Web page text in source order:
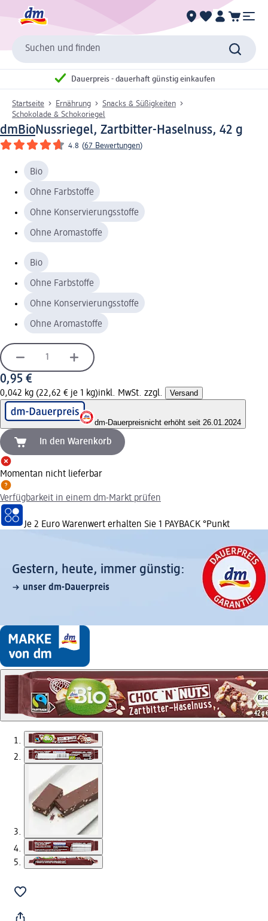
Suchen und finden
Dauerpreis - dauerhaft günstig einkaufen
Startseite Ernährung
Snacks & Süßigkeiten
Schokolade & Schokoriegel
dmBioNussriegel, Zartbitter-Haselnuss, 42 g
4.8 (67 Bewertungen)
Bio
Ohne Farbstoffe
Ohne Konservierungsstoffe
Ohne Aromastoffe
Bio
Ohne Farbstoffe
Ohne Konservierungsstoffe
Ohne Aromastoffe
0,95 €
0,042 kg (22,62 € je 1 kg)inkl. MwSt. zzgl. Versand
dm-Dauerpreisnicht erhöht seit 26.01.2024
In den Warenkorb
Momentan nicht lieferbar
Verfügbarkeit in einem dm-Markt prüfen
Je 2 Euro Warenwert erhalten Sie 1 PAYBACK °Punkt
Gestern, heute, immer günstig:
unser dm-Dauerpreis